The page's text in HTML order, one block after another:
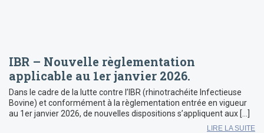
IBR – Nouvelle règlementation
applicable au 1er janvier 2026.
Dans le cadre de la lutte contre l’IBR (rhinotrachéite Infectieuse
Bovine) et conformément à la règlementation entrée en vigueur
au 1er janvier 2026, de nouvelles dispositions s’appliquent aux […]
LIRE LA SUITE